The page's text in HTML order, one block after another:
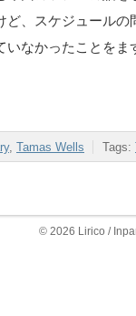
ど、スケジュール
いなかったことを
, Tamas Wells Tags:
© 2026 Lirico /